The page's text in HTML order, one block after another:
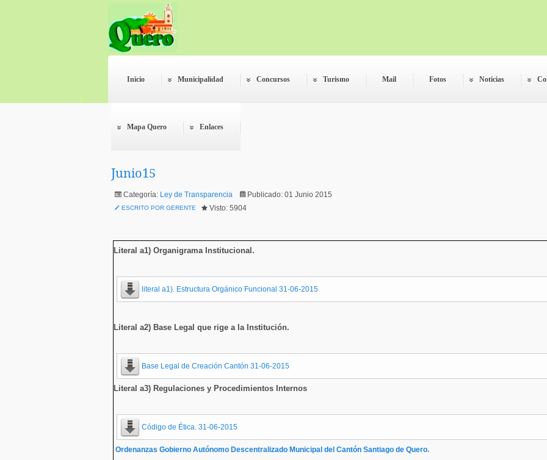
Inicio Municipalidad Concursos Turismo Mail Fotos Noticias
Mapa Quero Enlaces
Junio15
Categoría: Ley de Transparencia Publicado: 01 Junio 2015
ESCRITO POR GERENTE Visto: 5904
Literal a1) Organigrama Institucional .
literal a1). Estructura Orgánico Funcional 31-06-2015
Literal a2) Base Legal que rige a la Institución.
Base Legal de Creación Cantón 31-06-2015
Literal a3) Regulaciones y Procedimientos Internos
Código de Ética. 31-06-2015
Ordenanzas Gobierno Autónomo Descentralizado Municipal del Cantón Santiago de Quero.